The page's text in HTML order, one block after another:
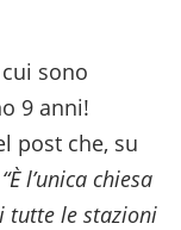
sono
9 anni!
post che, su
“È l’unica chiesa
tutte le stazioni